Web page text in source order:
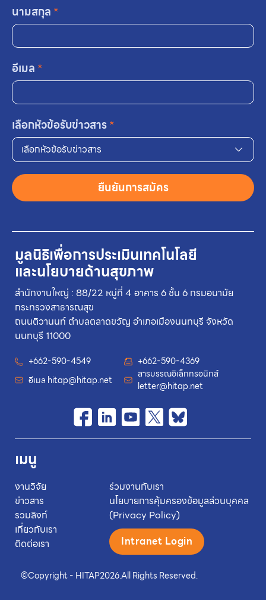
©Copyright - HITAP2026.All Rights Reserved.
มูลนิธิเพื่อการประเมินเทคโนโลยี
และนโยบายด้านสุขภาพ
สำนักงานใหญ่ : 88/22 หมู่ที่ 4 อาคาร 6 ชั้น 6 กรมอนามัย
กระทรวงสาธารณสุข
ถนนติวานนท์ ตำบลตลาดขวัญ อำเภอเมืองนนทบุรี จังหวัด
นนทบุรี 11000
+662-590-4549
+662-590-4369
อีเมล hitap@hitap.net
สารบรรณอิเล็กทรอนิกส์
letter@hitap.net
เมนู
งานวิจัย
ข่าวสาร
รวมลิงก์
เกี่ยวกับเรา
ติดต่อเรา
ร่วมงานกับเรา
นโยบายการคุ้มครองข้อมูลส่วนบุคคล
(Privacy Policy)
Intranet Login
นามสกุล *
อีเมล *
เลือกหัวข้อรับข่าวสาร*
เลือกหัวข้อรับข่าวสาร
ยืนยันการสมัคร